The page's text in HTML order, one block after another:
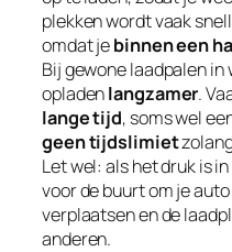
plekken wordt vaak
omdat jebinnen een
Bij gewone laadpalen
opladenlangzamer.
lange tijd, soms wel
geen tijdslimiet
Let wel: als het druk is
voor de buurt om je
verplaatsen en de
anderen.